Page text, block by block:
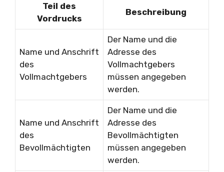
Teil des
Vordrucks
Beschreibung
Name und Anschrift
des
Vollmachtgebers
Der Name und die
Adresse des
Vollmachtgebers
müssen angegeben
werden.
Name und Anschrift
des
Bevollmächtigten
Der Name und die
Adresse des
Bevollmächtigten
müssen angegeben
werden.